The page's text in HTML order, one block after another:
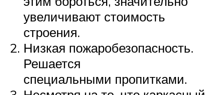
увеличивают стоимость
строения.
Низкая пожаробезопасность.
Решается
специальными пропитками.